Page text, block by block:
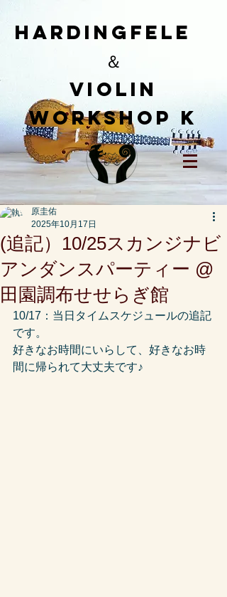
HardingFele
＆
​Violin
workshop K
(追記）10/25スカンジナビ
アンダンスパーティー @
田園調布せせらぎ館
原圭佑
2025年10月17日
10/17：当日タイムスケジュールの追記
です。
好きなお時間にいらして、好きなお時
間に帰られて大丈夫です♪